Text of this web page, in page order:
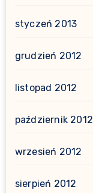
styczeń 2013
grudzień 2012
listopad 2012
październik 2012
wrzesień 2012
sierpień 2012